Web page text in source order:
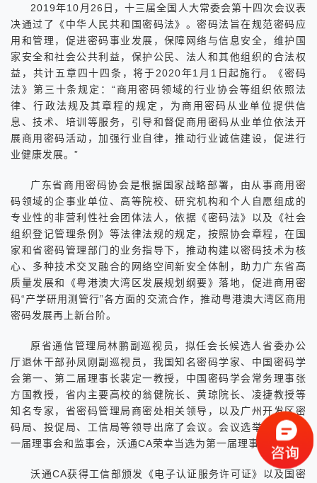
2019年10月26日，十三届全国人大常委会第十四次会议表
决通过了《中华人民共和国密码法》。密码法旨在规范密码应
用和管理，促进密码事业发展，保障网络与信息安全，维护国
家安全和社会公共利益，保护公民、法人和其他组织的合法权
益，共计五章四十四条，将于2020年1月1日起施行。《密码
法》第三十条规定：“商用密码领域的行业协会等组织依照法
律、行政法规及其章程的规定，为商用密码从业单位提供信
息、技术、培训等服务，引导和督促商用密码从业单位依法开
展商用密码活动，加强行业自律，推动行业诚信建设，促进行
业健康发展。”
广东省商用密码协会是根据国家战略部署，由从事商用密
码领域的企事业单位、高等院校、研究机构和个人自愿组成的
专业性的非营利性社会团体法人，依据《密码法》以及《社会
组织登记管理条例》等法律法规的规定，按照协会章程，在国
家和省密码管理部门的业务指导下，推动构建以密码技术为核
心、多种技术交叉融合的网络空间新安全体制，助力广东省高
质量发展和《粤港澳大湾区发展规划纲要》落地，促进商用密
码“产学研用测管行”各方面的交流合作，推动粤港澳大湾区商用
密码发展再上新台阶。
原省通信管理局林鹏副巡视员，拟任会长候选人省委办公
厅退休干部孙凤刚副巡视员，我国知名密码学家、中国密码学
会第一、第二届理事长裴定一教授，中国密码学会常务理事张
方国教授，省内主要高校的翁健院长、黄琼院长、凌捷教授等
知名专家，省密码管理局商密处相关领导，以及广州开发区密
码局、投促局、工信局等领导出席了会议。会议选举了协会第
一届理事会和监事会，沃通CA荣幸当选为第一届理事会理事。
沃通CA获得工信部颁发《电子认证服务许可证》以及国密